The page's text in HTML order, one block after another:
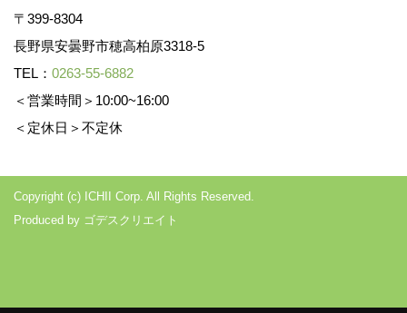
〒399-8304
長野県安曇野市穂高柏原3318-5
TEL： 0263-55-6882
＜営業時間＞10:00~16:00
＜定休日＞不定休
Copyright (c) ICHII Corp. All Rights Reserved.
Produced by ゴデスクリエイト